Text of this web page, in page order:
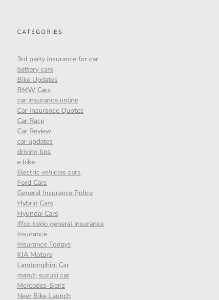
CATEGORIES
3rd party insurance for car
battery cars
Bike Updates
BMW Cars
car insurance online
Car Insurance Quotes
Car Race
Car Review
car updates
driving tips
e bike
Electric vehicles cars
Ford Cars
General Insurance Policy
Hybrid Cars
Hyundai Cars
iffco tokio general insurance
Insurance
Insurance Todays
KIA Motors
Lamborgihini Car
maruti suzuki car
Mercedes-Benz
New Bike Launch